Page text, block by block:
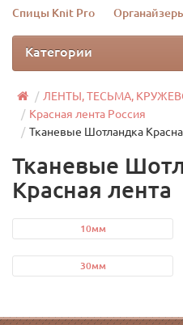
Спицы Knit Pro
Категории
ЛЕНТЫ, ТЕСЬМА,
Красная лента Россия
Тканевые Шотландка
Тканевые
Красная лента
10мм
30мм